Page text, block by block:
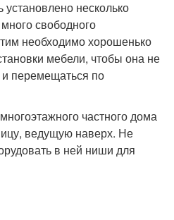
несколько
свободного
необходимо хорошенько
мебели, чтобы она не
перемещаться по
частного дома
ведущую наверх. Не
в ней ниши для